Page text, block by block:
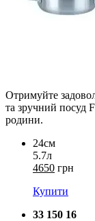
Отримуйте
та зручний посуд
родини.
24см
5.7л
4650 грн
Купити
33 150 16